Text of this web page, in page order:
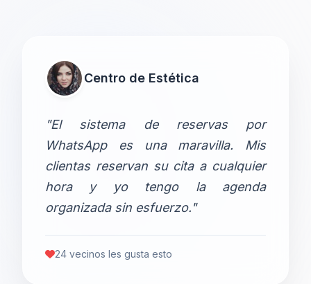
Centro de Estética
"El sistema de reservas por
WhatsApp es una maravilla. Mis
clientas reservan su cita a cualquier
hora y yo tengo la agenda
organizada sin esfuerzo."
24 vecinos les gusta esto